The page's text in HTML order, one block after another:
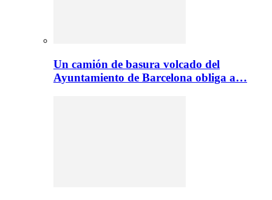
Un camión de basura volcado del
Ayuntamiento de Barcelona obliga a…